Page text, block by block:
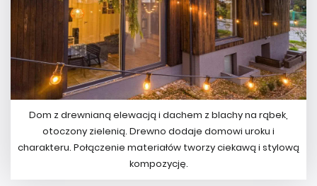
Dom z drewnianą elewacją i dachem z blachy na rąbek,
otoczony zielenią. Drewno dodaje domowi uroku i
charakteru. Połączenie materiałów tworzy ciekawą i stylową
kompozycję.